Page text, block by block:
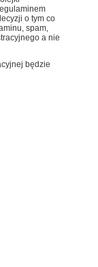
o tym co
spam,
a nie
będzie